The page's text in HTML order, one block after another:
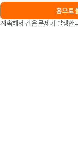
홈으로
계속해서 같은 문제가 발생한